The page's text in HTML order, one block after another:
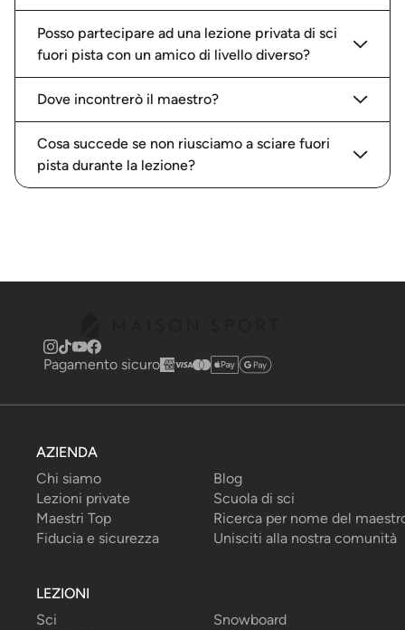
Posso partecipare ad una lezione privata di sci
fuori pista con un amico di livello diverso?
Dove incontrerò il maestro?
Cosa succede se non riusciamo a sciare fuori
pista durante la lezione?
Pagamento sicuro
AZIENDA
Chi siamo
Blog
Lezioni private
Scuola di sci
Maestri Top
Ricerca per nome del
Fiducia e sicurezza
Unisciti alla nostra comunità
LEZIONI
Sci
Snowboard